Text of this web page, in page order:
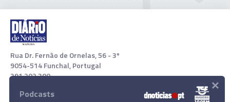
Rua Dr. Fernão de Ornelas, 56 - 3º
9054-514 Funchal, Portugal
291 202 300
Download App
Podcasts ×